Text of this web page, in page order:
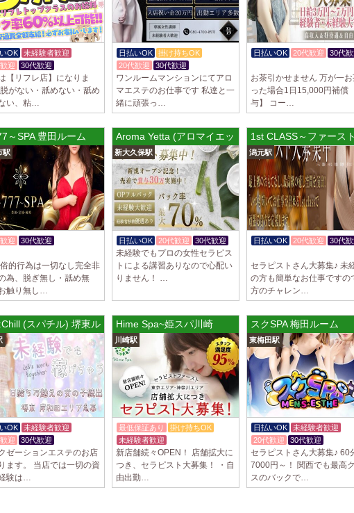
OK
未経験者歓迎
迎
30代歓迎
【リフレ店】になりま
がない・舐めない・舐め
い、粘…
日払いOK
掛け持ちOK
20代歓迎
30代歓迎
ワンルームマンションにてアロ
マエステのお仕事です 私達と一
緒に頑張っ…
日払いOK 20代歓迎
30代歓
お茶引かせません 万が一
った場合1日15,000円補償
与】 コー…
～SPA 豊田ルーム
駅
迎
30代歓迎
的行為は一切なし完全非
為、脱ぎ無し・舐め無
触り無し…
Aroma Yetta (アロマイエッタ) 新大久保ルーム
新大久保駅
日払いOK 20代歓迎 30代歓迎
未経験でもプロの女性セラピス
トによる講習ありなので心配い
りません！ …
1st CLASS～ファース
潟元駅
日払いOK 20代歓迎
30代歓
セラピストさん大募集♪ 未
の方も簡単なお仕事ですの
方のチャレン…
(スパチル) 堺東ルーム
OK
未経験者歓迎
迎
30代歓迎
ゼーションエステのお店
ます。 当店では一切の資
験は…
Hime Spa~姫スパ川崎
川崎駅
最低保証あり
掛け持ちOK
未経験者歓迎
新店舗続々OPEN！ 店舗拡大に
つき、セラピスト大募集！ ・自
由出勤…
スクSPA 梅田ルーム
東梅田駅
日払いOK
未経験者歓迎
20代歓迎
30代歓迎
セラピストさん大募集♪
7000円～！ 関西でも最高
スのバックで…